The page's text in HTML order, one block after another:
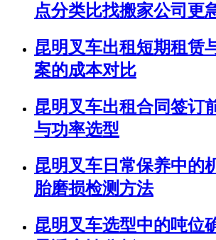
点分类比找搬家公司更
昆明叉车出租短期租赁
案的成本对比
昆明叉车出租合同签订
与功率选型
昆明叉车日常保养中的
胎磨损检测方法
昆明叉车选型中的吨位